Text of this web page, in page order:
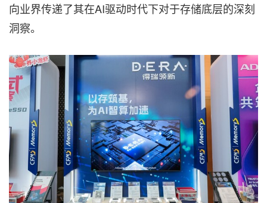
向业界传递了其在AI驱动时代下对于存储底层的深刻
洞察。